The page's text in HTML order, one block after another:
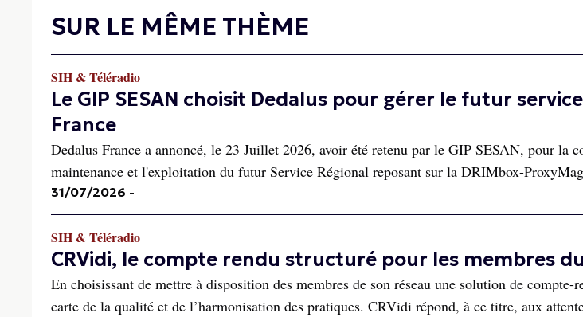
SUR LE MÊME THÈME
SIH & Téléradio
Le GIP SESAN choisit Dedalus pour gérer le futur
France
Dedalus France a annoncé, le 23 Juillet 2026, avoir été retenu par le GIP SESAN, pour la
maintenance et l'exploitation du futur Service Régional reposant sur la DRIMbox-
31/07/2026 -
SIH & Téléradio
CRVidi, le compte rendu structuré pour les membres
En choisissant de mettre à disposition des membres de son réseau une solution de
carte de la qualité et de l’harmonisation des pratiques. CRVidi répond, à ce titre, aux